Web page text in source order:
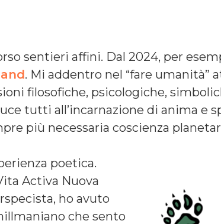
sentieri affini. Dal 2024, per
. Mi addentro nel “fare umanità”
filosofiche, psicologiche,
tutti all’incarnazione di anima e
più necessaria coscienza
poetica.
Activa Nuova
ho avuto
che sento